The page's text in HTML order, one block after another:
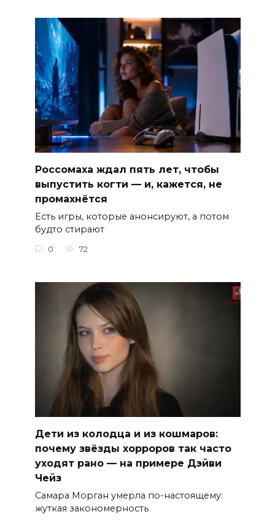
Россомаха ждал пять лет, чтобы
выпустить когти — и, кажется, не
промахнётся
Есть игры, которые анонсируют, а потом
будто стирают
0 72
Дети из колодца и из кошмаров:
почему звёзды хорроров так часто
уходят рано — на примере Дэйви
Чейз
Самара Морган умерла по-настоящему:
жуткая закономерность